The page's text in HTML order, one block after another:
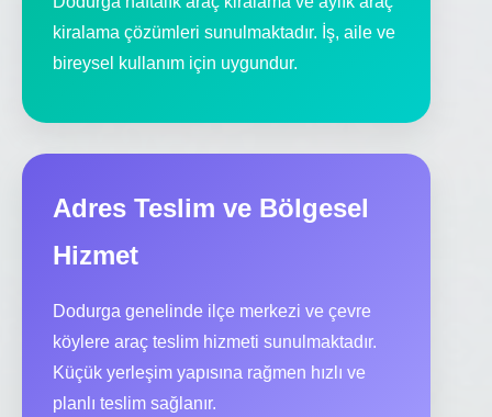
kiralama çözümleri sunulmaktadır. İş, aile ve
bireysel kullanım için uygundur.
Adres Teslim ve Bölgesel
Hizmet
Dodurga genelinde ilçe merkezi ve çevre
köylere araç teslim hizmeti sunulmaktadır.
Küçük yerleşim yapısına rağmen hızlı ve
planlı teslim sağlanır.